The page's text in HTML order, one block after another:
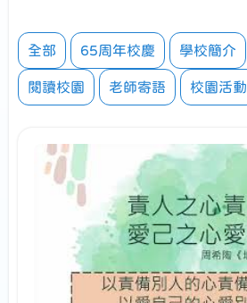
全部 65周年校慶 學校簡介
閱讀校園 老師寄語 校園活動